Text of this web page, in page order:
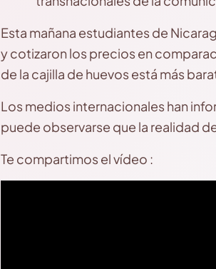
Esta mañana estudiantes de
y cotizaron los precios en
de la cajilla de huevos está más
Los medios internacionales han
puede observarse que la realidad
Te compartimos el vídeo :